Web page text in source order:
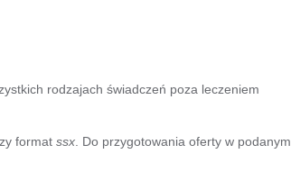
rodzajach świadczeń poza leczeniem
format ssx . Do przygotowania oferty w podanym